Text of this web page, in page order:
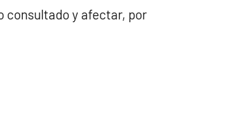
consultado y afectar, por